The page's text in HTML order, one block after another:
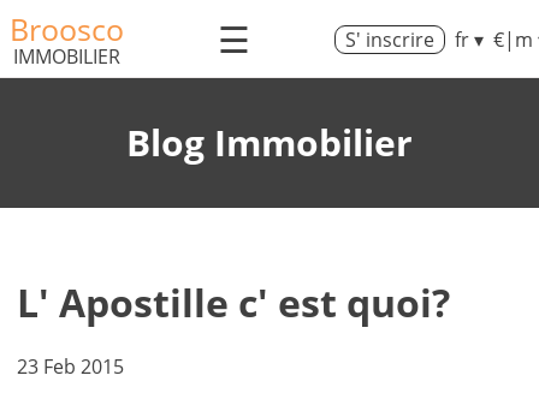
Broosco
IMMOBILIER ☰ S' inscrire fr ▾ €|m
Blog Immobilier
L' Apostille c' est quoi?
23 Feb 2015